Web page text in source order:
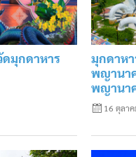
มุกดาหาร
มุกดาห
พญานา
พญานา
16 ตุลา